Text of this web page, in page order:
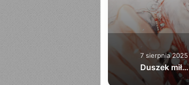
7 sierpnia 2025
Duszek miłości